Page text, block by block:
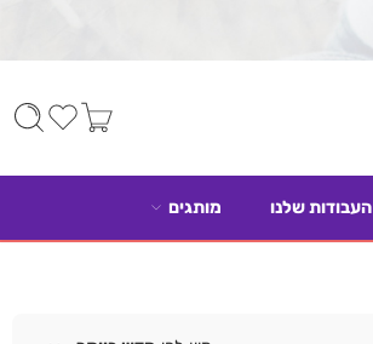
העבודות שלנו מותגים